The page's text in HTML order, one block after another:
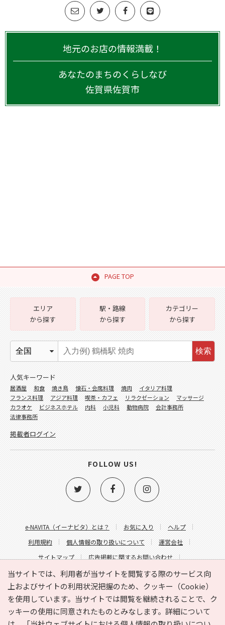
地元のお店の情報満載！
あなたのまちのくらしなび
佐賀県佐賀市
PAGE TOP
当サイトでは、利用者が当サイトを閲覧する際のサービス向
上およびサイトの利用状況把握のため、クッキー（Cookie）
を使用しています。当サイトでは閲覧を継続されることで、ク
ッキーの使用に同意されたものとみなします。詳細について
e-NAVITA（イーナビタ）とは？ お気に入り
ヘルプ
利用規約
個人情報の取り扱いについて
運営会社
サイトマップ
広告掲載に関するお問い合わせ
サイトの内容に関するお問い合わせ
エリア
から探す
駅・路線
から探す
カテゴリー
から探す
検索
人気キーワード
居酒屋 和食 焼き鳥 懐石・会席料理 焼肉
イタリア料理
フランス料理
アジア料理 喫茶・カフェ リラクゼーション
マッサージ
カラオケ
ビジネスホテル 内科 小児科 動物病院
会計事務所
法律事務所
掲載者ログイン
FOLLOW US!